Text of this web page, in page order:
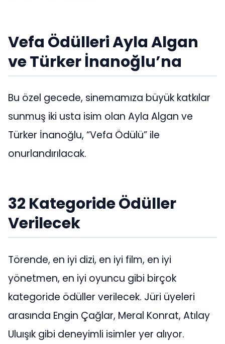
Vefa Ödülleri Ayla Algan
ve Türker İnanoğlu’na
Bu özel gecede, sinemamıza büyük katkılar
sunmuş iki usta isim olan Ayla Algan ve
Türker İnanoğlu, “Vefa Ödülü” ile
onurlandırılacak.
32 Kategoride Ödüller
Verilecek
Törende, en iyi dizi, en iyi film, en iyi
yönetmen, en iyi oyuncu gibi birçok
kategoride ödüller verilecek. Jüri üyeleri
arasında Engin Çağlar, Meral Konrat, Atılay
Uluışık gibi deneyimli isimler yer alıyor.